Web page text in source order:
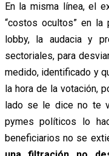
En la misma línea, el
“costos ocultos” en la
lobby, la audacia y
sectoriales, para
medido, identificado y
la hora de la votación,
lado se le dice no te
pymes políticos lo
beneficiarios no se